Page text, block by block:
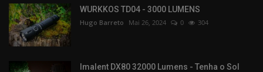
WURKKOS TD04 - 3000 LUMENS
Hugo Barreto Mai 26, 2024 0 304
Imalent DX80 32000 Lumens - Tenha o Sol